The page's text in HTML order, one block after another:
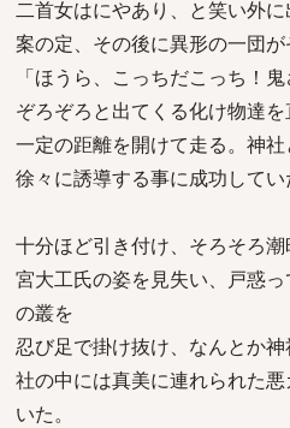
二首女はにやあり、と笑い外に
案の定、その後に異形の一団が
「ほうら、こっちだこっち！鬼
ぞろぞろと出てくる化け物達
一定の距離を開けて走る。神社
徐々に誘導する事に成功してい
十分ほど引き付け、そろそろ潮
宮大工氏の姿を見失い、戸惑
の叢を
忍び足で掛け抜け、なんとか神
社の中には真美に連れられた
いた。